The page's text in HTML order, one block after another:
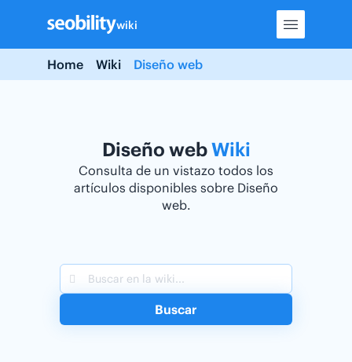
content
wiki
Home Wiki Diseño web
Diseño webWiki
Consulta de un vistazo todos los
artículos disponibles sobre Diseño
web.
Buscar